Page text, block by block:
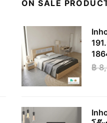
ON SALE
฿